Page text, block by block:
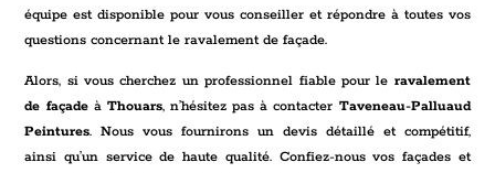
équipe est disponible pour vous conseiller et répondre à toutes vos
questions concernant le ravalement de façade.
Alors, si vous cherchez un professionnel fiable pour le ravalement
de façadeà Thouars, n’hésitez pas à contacter Taveneau-Palluaud
Peintures. Nous vous fournirons un devis détaillé et compétitif,
ainsi qu’un service de haute qualité. Confiez-nous vos façades et